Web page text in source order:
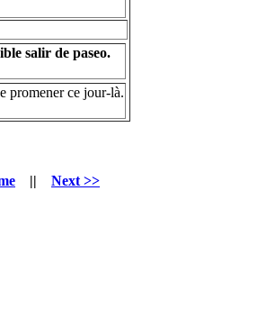
salir de paseo.
promener ce jour-là.
|| Next >>